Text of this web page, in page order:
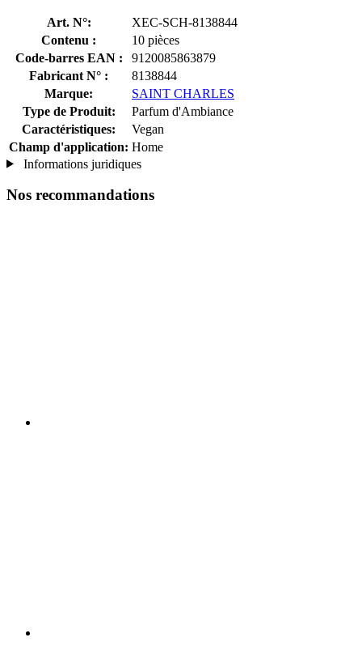
Art. N°:
XEC-SCH-8138844
Contenu :
10 pièces
Code-barres EAN :
9120085863879
Fabricant N° :
8138844
Marque:
SAINT CHARLES
Type de Produit:
Parfum d'Ambiance
Caractéristiques:
Vegan
Champ d'application: Home
Informations juridiques
Nos recommandations